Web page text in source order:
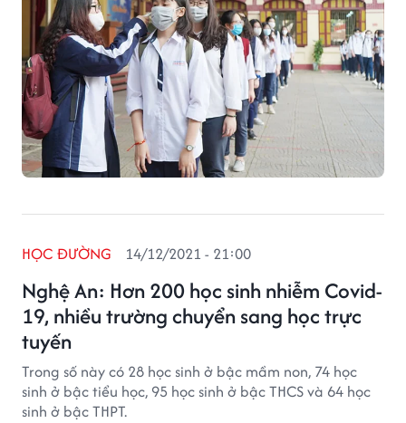
Nghệ An: Hơn 200 học sinh nhiễm Covid-
19, nhiều trường chuyển sang học trực
tuyến
HỌC ĐƯỜNG 14/12/2021 - 21:00
Trong số này có 28 học sinh ở bậc mầm non, 74 học
sinh ở bậc tiểu học, 95 học sinh ở bậc THCS và 64 học
sinh ở bậc THPT.